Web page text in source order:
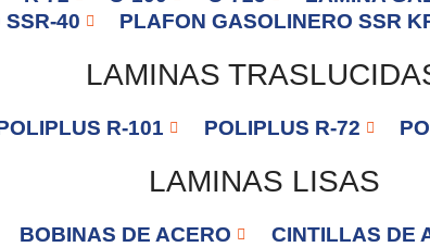
40
PLAFON GASOLINERO SSR
LAMINAS
R-101 POLIPLUS R-72
LAMINAS LISAS
BOBINAS DE ACERO CINTILLAS DE